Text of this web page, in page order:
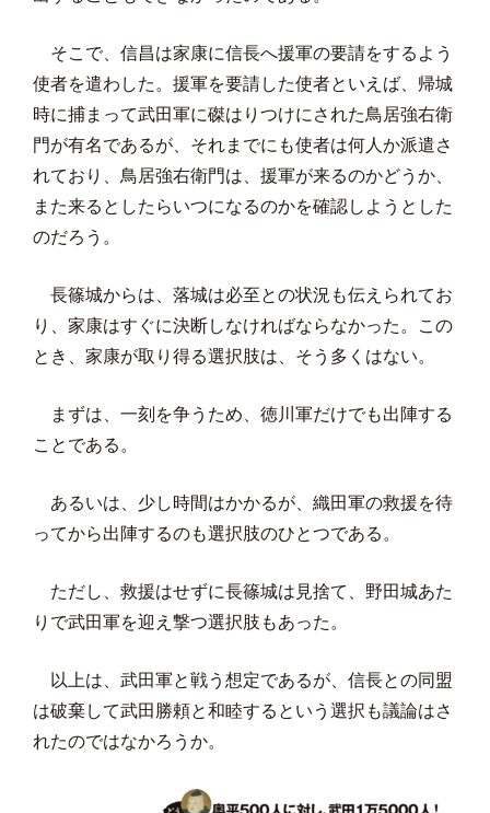
そこで、信昌は家康に信長へ援軍の要請をするよう
使者を遣わした。援軍を要請した使者といえば、帰城
時に捕まって武田軍に磔はりつけにされた鳥居強右衛
門が有名であるが、それまでにも使者は何人か派遣さ
れており、鳥居強右衛門は、援軍が来るのかどうか、
また来るとしたらいつになるのかを確認しようとした
のだろう。
長篠城からは、落城は必至との状況も伝えられてお
り、家康はすぐに決断しなければならなかった。この
とき、家康が取り得る選択肢は、そう多くはない。
まずは、一刻を争うため、徳川軍だけでも出陣する
ことである。
あるいは、少し時間はかかるが、織田軍の救援を待
ってから出陣するのも選択肢のひとつである。
ただし、救援はせずに長篠城は見捨て、野田城あた
りで武田軍を迎え撃つ選択肢もあった。
以上は、武田軍と戦う想定であるが、信長との同盟
は破棄して武田勝頼と和睦するという選択も議論はさ
れたのではなかろうか。